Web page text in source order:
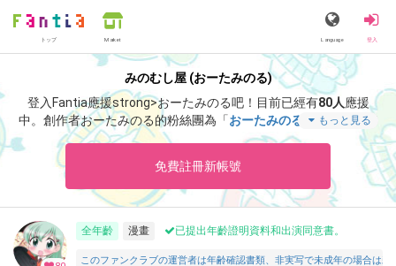
トップ Market Language 登入
みのむし屋 (おーたみのる)
登入Fantia應援strong>おーたみのる吧！ 目前已經有80人 應援
中。 創作者おーたみのる的粉絲團為「おーたみのる
」、當中含有
「
とべとべメリュジーヌちゃん新作第５話」等非常獨特的內容滿
もっと見る
免費註冊新帳號
全年齡 漫畫 已提出年齡證明資料和出演同意書。
このファンクラブの運営者は年齢確認書類、非実写で未成年の場合は